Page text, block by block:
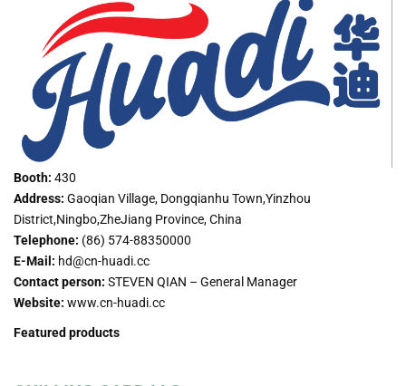
Booth: 430
Address: Gaoqian Village, Dongqianhu Town,Yinzhou
District,Ningbo,ZheJiang Province, China
Telephone: (86) 574-88350000
E-Mail: hd@cn-huadi.cc
Contact person: STEVEN QIAN – General Manager
Website: www.cn-huadi.cc
Featured products